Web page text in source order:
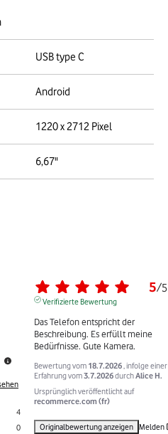
USB type C
Android
1220 x 2712 Pixel
6,67"
4
0
5/5
Verifizierte Bewertung
Das Telefon entspricht der
Beschreibung. Es erfüllt meine
Bedürfnisse. Gute Kamera.
Bewertung vom 18.7.2026 , infolge einer
Erfahrung vom3.7.2026durchAlice H.
Ursprünglich veröffentlicht auf
recommerce.com (fr)
Originalbewertung anzeigen Melden